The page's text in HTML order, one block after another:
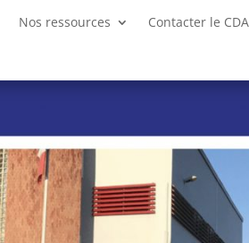
Nos ressources Contacter le